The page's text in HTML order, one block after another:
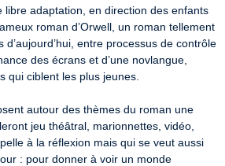
libre adaptation, en direction des enfants
roman d’Orwell, un roman tellement
entre processus de contrôle
des écrans et d’une novlangue,
qui ciblent les plus jeunes.
autour des thèmes du roman une
jeu théâtral, marionnettes, vidéo,
à la réflexion mais qui se veut aussi
: pour donner à voir un monde